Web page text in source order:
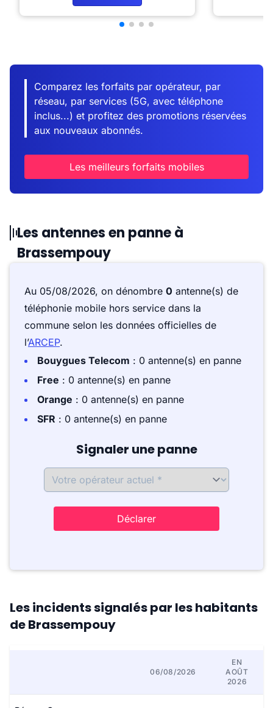
Comparez les forfaits par opérateur, par
réseau, par services (5G, avec téléphone
inclus...) et profitez des promotions réservées
aux nouveaux abonnés.
Les meilleurs forfaits mobiles
Les antennes en panne à
Brassempouy
Au 05/08/2026, on dénombre 0 antenne(s) de
téléphonie mobile hors service dans la
commune selon les données officielles de
l’ARCEP.
Bouygues Telecom : 0 antenne(s) en panne
Free : 0 antenne(s) en panne
Orange : 0 antenne(s) en panne
SFR : 0 antenne(s) en panne
Signaler une panne
Déclarer
Les incidents signalés par les habitants
de Brassempouy
06/08/2026
EN
AOÛT
2026